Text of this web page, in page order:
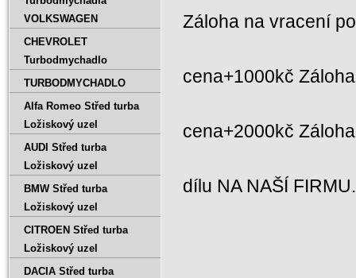
Záloha na vracení
cena+1000kč
cena+2000kč
dílu NA NAŠÍ
VOLKSWAGEN
CHEVROLET
Turbodmychadlo
TURBODMYCHADLO
Alfa Romeo Střed turba
Ložiskový uzel
AUDI Střed turba
Ložiskový uzel
BMW Střed turba
Ložiskový uzel
CITROEN Střed turba
Ložiskový uzel
DACIA Střed turba